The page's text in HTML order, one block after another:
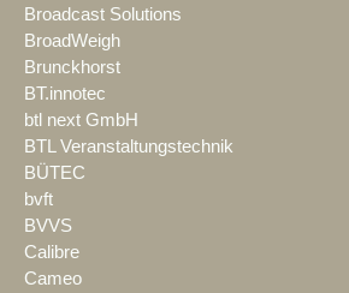
Broadcast Solutions
BroadWeigh
Brunckhorst
BT.innotec
btl next GmbH
BTL Veranstaltungstechnik
BÜTEC
bvft
BVVS
Calibre
Cameo